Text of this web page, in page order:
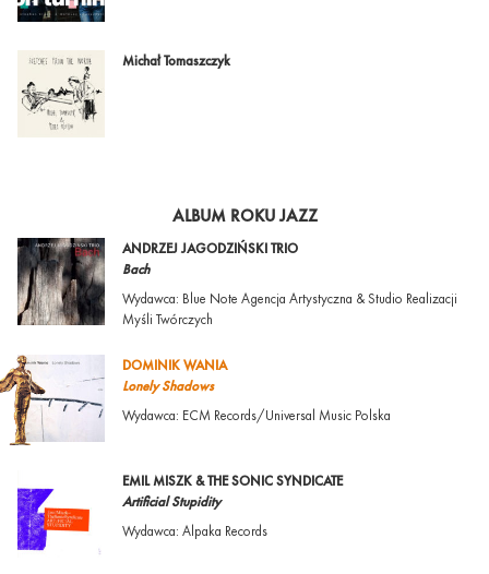
Michał Tomaszczyk
ALBUM ROKU JAZZ
ANDRZEJ JAGODZIŃSKI TRIO
Bach
Wydawca: Blue Note Agencja Artystyczna & Studio Realizacji
Myśli Twórczych
DOMINIK WANIA
Lonely Shadows
Wydawca: ECM Records/Universal Music Polska
EMIL MISZK & THE SONIC SYNDICATE
Artificial Stupidity
Wydawca: Alpaka Records